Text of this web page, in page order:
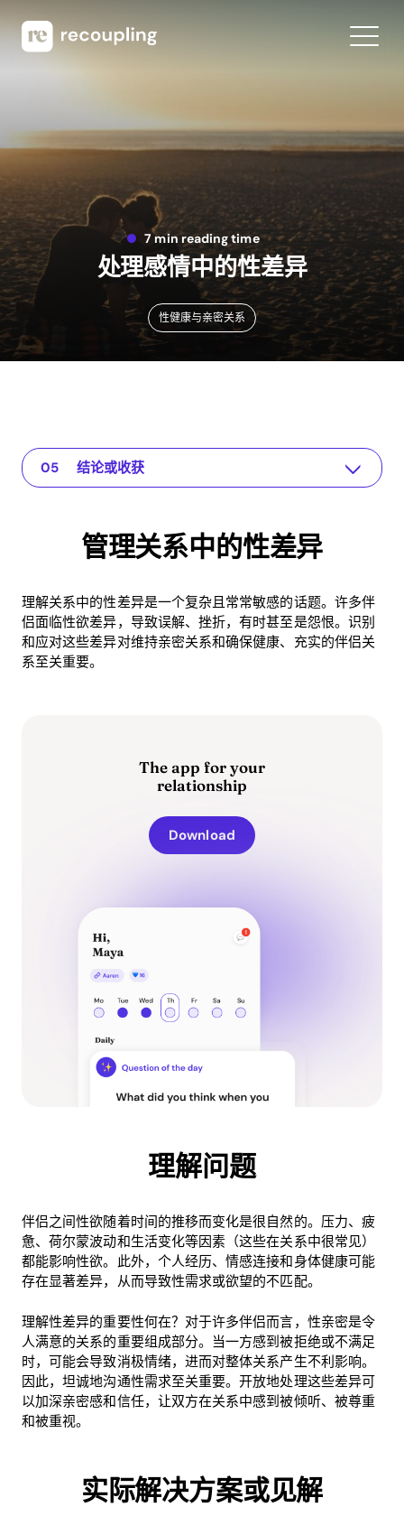
7 min reading time
处理感情中的性差异
性健康与亲密关系
管理关系中的性差异
The app for your relationship
理解问题
实际解决方案或见解
结论或收获
管理关系中的性差异
理解关系中的性差异是一个复杂且常常敏感的话题。许多伴
侣面临性欲差异，导致误解、挫折，有时甚至是怨恨。识别
和应对这些差异对维持亲密关系和确保健康、充实的伴侣关
系至关重要。
The app for your
relationship
Download
理解问题
伴侣之间性欲随着时间的推移而变化是很自然的。压力、疲
惫、荷尔蒙波动和生活变化等因素（这些在关系中很常见）
都能影响性欲。此外，个人经历、情感连接和身体健康可能
存在显著差异，从而导致性需求或欲望的不匹配。
理解性差异的重要性何在？对于许多伴侣而言，性亲密是令
人满意的关系的重要组成部分。当一方感到被拒绝或不满足
时，可能会导致消极情绪，进而对整体关系产生不利影响。
因此，坦诚地沟通性需求至关重要。开放地处理这些差异可
以加深亲密感和信任，让双方在关系中感到被倾听、被尊重
和被重视。
实际解决方案或见解